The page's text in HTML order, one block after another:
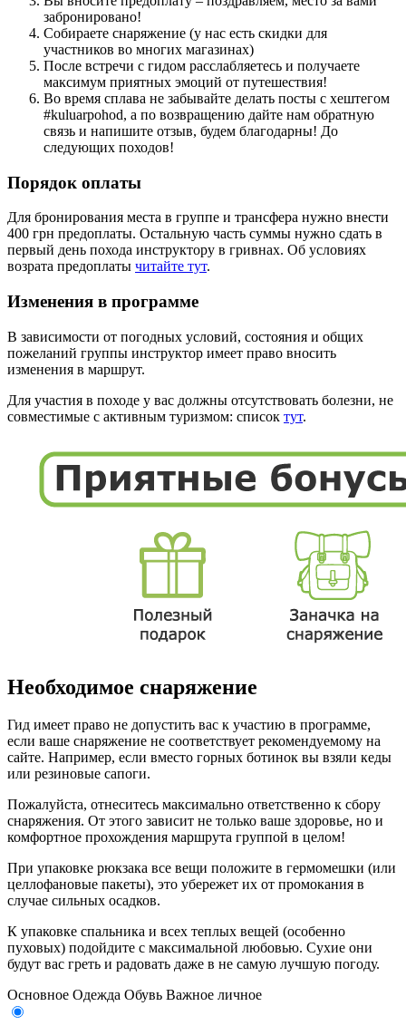
забронировано!
Собираете снаряжение (у нас есть скидки для
участников во многих магазинах)
После встречи с гидом расслабляетесь и получаете
максимум приятных эмоций от путешествия!
Во время сплава не забывайте делать посты с хештегом
#kuluarpohod, а по возвращению дайте нам обратную
связь и напишите отзыв, будем благодарны! До
следующих походов!
Порядок оплаты
Для бронирования места в группе и трансфера нужно внести
400 грн предоплаты. Остальную часть суммы нужно сдать в
первый день похода инструктору в гривнах. Об условиях
возрата предоплаты читайте тут.
Изменения в программе
В зависимости от погодных условий, состояния и общих
пожеланий группы инструктор имеет право вносить
изменения в маршрут.
Для участия в походе у вас должны отсутствовать болезни, не
совместимые с активным туризмом: список тут.
Необходимое снаряжение
Гид имеет право не допустить вас к участию в программе,
если ваше снаряжение не соответствует рекомендуемому на
сайте. Например, если вместо горных ботинок вы взяли кеды
или резиновые сапоги.
Пожалуйста, отнеситесь максимально ответственно к сбору
снаряжения. От этого зависит не только ваше здоровье, но и
комфортное прохождения маршрута группой в целом!
При упаковке рюкзака все вещи положите в гермомешки (или
целлофановые пакеты), это убережет их от промокания в
случае сильных осадков.
К упаковке спальника и всех теплых вещей (особенно
пуховых) подойдите с максимальной любовью. Сухие они
будут вас греть и радовать даже в не самую лучшую погоду.
Основное Одежда Обувь Важное личное